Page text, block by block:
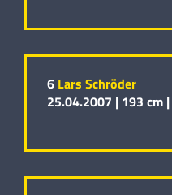
6 Lars Schröder
25.04.2007 | 193 cm |